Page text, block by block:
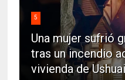
5
Una mujer sufrió
tras un incendio
vivienda de